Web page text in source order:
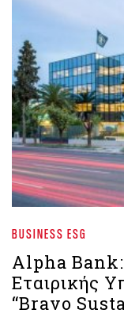
BUSINESS ESG
Alpha Bank:
Εταιρικής
“Bravo